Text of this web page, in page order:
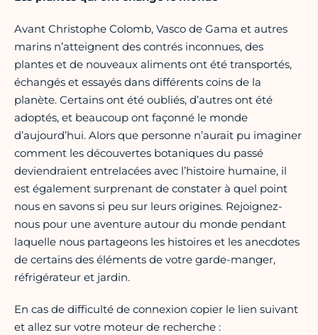
Avant Christophe Colomb, Vasco de Gama et autres
marins n’atteignent des contrés inconnues, des
plantes et de nouveaux aliments ont été transportés,
échangés et essayés dans différents coins de la
planète. Certains ont été oubliés, d’autres ont été
adoptés, et beaucoup ont façonné le monde
d’aujourd’hui. Alors que personne n’aurait pu imaginer
comment les découvertes botaniques du passé
deviendraient entrelacées avec l’histoire humaine, il
est également surprenant de constater à quel point
nous en savons si peu sur leurs origines. Rejoignez-
nous pour une aventure autour du monde pendant
laquelle nous partageons les histoires et les anecdotes
de certains des éléments de votre garde-manger,
réfrigérateur et jardin.
En cas de difficulté de connexion copier le lien suivant
et allez sur votre moteur de recherche :